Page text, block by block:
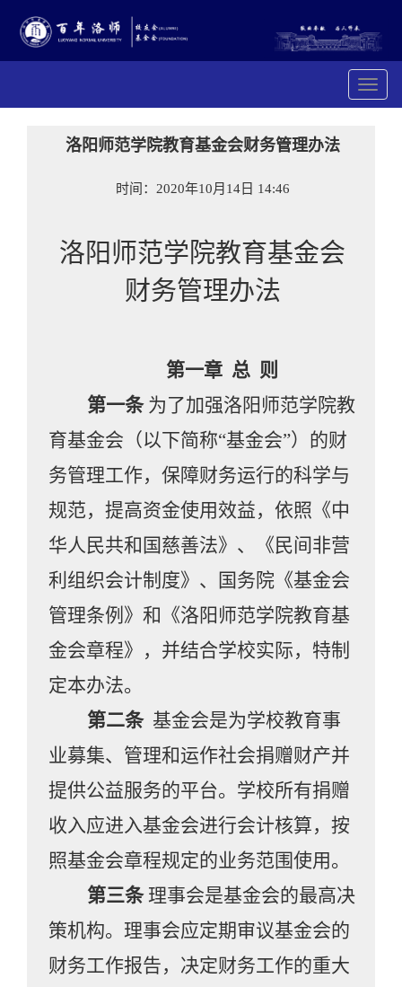
展
开
洛阳师范学院教育基金会财务管理办法
时间：2020年10月14日 14:46
洛阳师范学院教育基金会
财务管理办法
第一章总 则
第一条 为了加强洛阳师范学院教
育基金会（以下简称“基金会”）的财
务管理工作，保障财务运行的科学与
规范，提高资金使用效益，依照《中
华人民共和国慈善法》、《民间非营
利组织会计制度》、国务院《基金会
管理条例》和《洛阳师范学院教育基
金会章程》，并结合学校实际，特制
定本办法。
第二条基金会是为学校教育事
业募集、管理和运作社会捐赠财产并
提供公益服务的平台。学校所有捐赠
收入应进入基金会进行会计核算，按
照基金会章程规定的业务范围使用。
第三条 理事会是基金会的最高决
策机构。理事会应定期审议基金会的
财务工作报告，决定财务工作的重大